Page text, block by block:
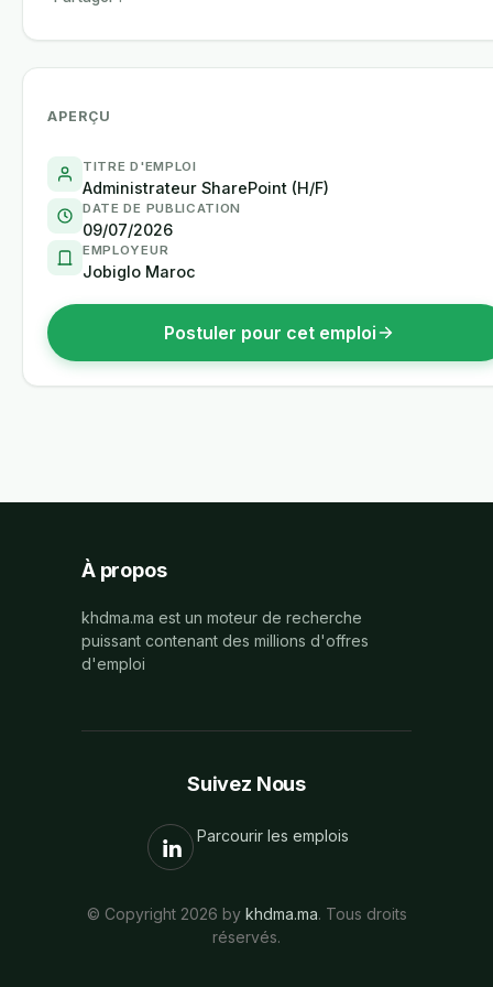
APERÇU
TITRE D'EMPLOI
Administrateur SharePoint (H/F)
DATE DE PUBLICATION
09/07/2026
EMPLOYEUR
Jobiglo Maroc
Postuler pour cet emploi
À propos
khdma.ma est un moteur de recherche
puissant contenant des millions d'offres
d'emploi
Suivez Nous
Parcourir les emplois
© Copyright 2026 by khdma.ma. Tous droits
réservés.